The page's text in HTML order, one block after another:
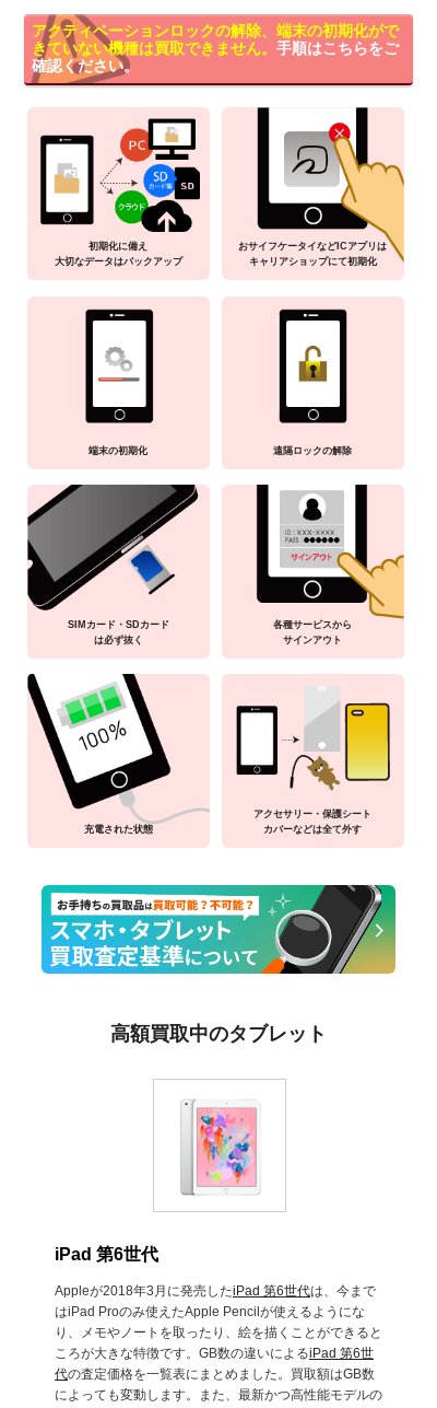
アクティベーションロックの解除、端末の初期化がで
きていない機種は買取できません。 手順はこちらをご
確認ください。
初期化に備え
大切なデータはバックアップ
おサイフケータイなどICアプリは
キャリアショップにて初期化
端末の初期化 遠隔ロックの解除
SIMカード・SDカード
は必ず抜く
各種サービスから
サインアウト
充電された状態
アクセサリー・保護シート
カバーなどは全て外す
高額買取中のタブレット
iPad 第6世代
Appleが2018年3月に発売したiPad 第6世代は、今まで
はiPad Proのみ使えたApple Pencilが使えるようにな
り、メモやノートを取ったり、絵を描くことができると
ころが大きな特徴です。GB数の違いによるiPad 第6世
代の査定価格を一覧表にまとめました。買取額はGB数
によっても変動します。また、最新かつ高性能モデルの